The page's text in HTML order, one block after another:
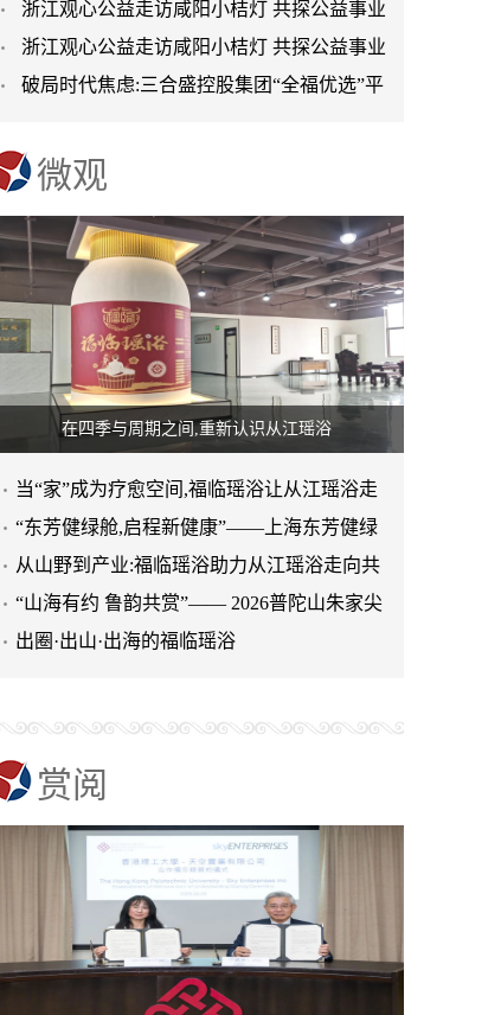
投融资交流活动第二
浙江观心公益走访咸阳小桔灯 共探公益事业
可持续发展新路径
浙江观心公益走访咸阳小桔灯 共探公益事业
可持续发展新路径
破局时代焦虑:三合盛控股集团“全福优选”平
微观
在四季与周期之间,重新认识从江瑶浴
当“家”成为疗愈空间,福临瑶浴让从江瑶浴走
进日常生活
“东芳健绿舱,启程新健康”——上海东芳健绿
AI智能养身舱品牌发
从山野到产业:福临瑶浴助力从江瑶浴走向共
赢之路
“山海有约 鲁韵共赏”—— 2026普陀山朱家尖
文旅推介会亮相泉城
出圈·出山·出海的福临瑶浴
赏阅